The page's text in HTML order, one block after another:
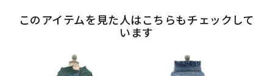
このアイテムを見た人はこちらもチェックして
います